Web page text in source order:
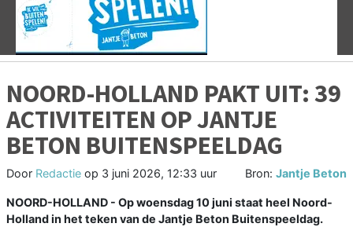
NOORD-HOLLAND PAKT UIT: 39
ACTIVITEITEN OP JANTJE
BETON BUITENSPEELDAG
Door Redactie op 3 juni 2026, 12:33 uur Bron: Jantje Beton
NOORD-HOLLAND - Op woensdag 10 juni staat heel Noord-
Holland in het teken van de Jantje Beton Buitenspeeldag.